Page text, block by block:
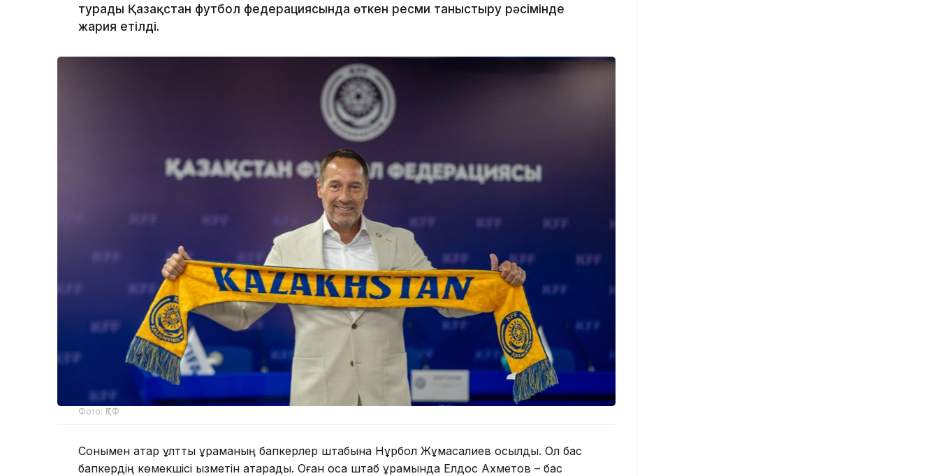
турады Қазақстан футбол федерациясында өткен ресми таныстыру рәсімінде
жария етілді.
Фото: ҚТФ
Сонымен қатар ұлттық құраманың бапкерлер штабына Нұрбол Жұмасқалиев қосылды. Ол бас
бапкердің көмекшісі қызметін атқарады. Оған қоса штаб құрамында Елдос Ахметов – бас